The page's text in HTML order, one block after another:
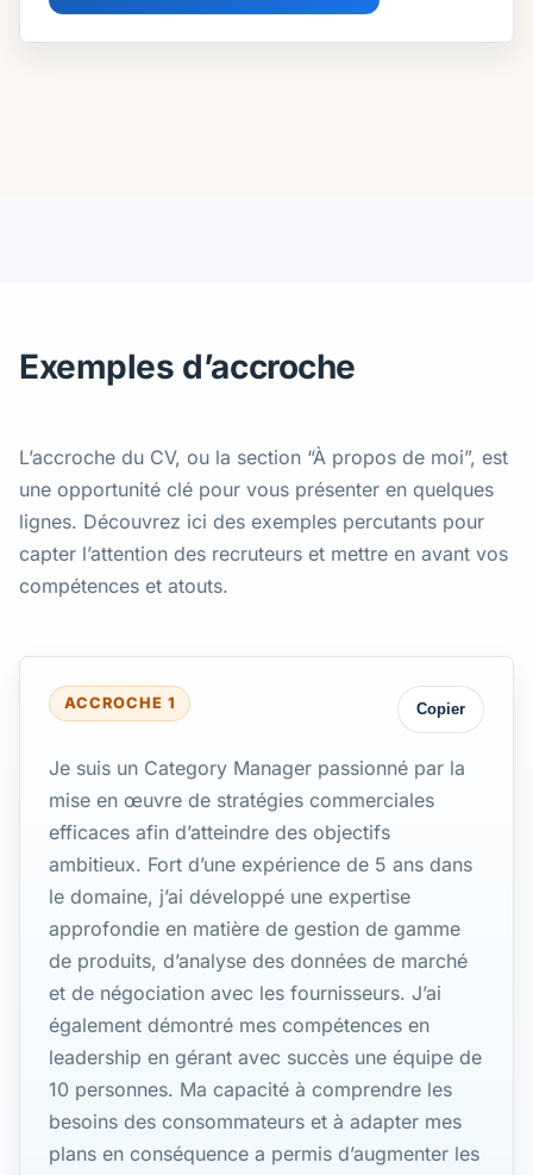
Exemples d’accroche
L’accroche du CV, ou la section “À propos de moi”, est
une opportunité clé pour vous présenter en quelques
lignes. Découvrez ici des exemples percutants pour
capter l’attention des recruteurs et mettre en avant vos
compétences et atouts.
ACCROCHE 1 Copier
Je suis un Category Manager passionné par la
mise en œuvre de stratégies commerciales
efficaces afin d’atteindre des objectifs
ambitieux. Fort d’une expérience de 5 ans dans
le domaine, j’ai développé une expertise
approfondie en matière de gestion de gamme
de produits, d’analyse des données de marché
et de négociation avec les fournisseurs. J’ai
également démontré mes compétences en
leadership en gérant avec succès une équipe de
10 personnes. Ma capacité à comprendre les
besoins des consommateurs et à adapter mes
plans en conséquence a permis d’augmenter les